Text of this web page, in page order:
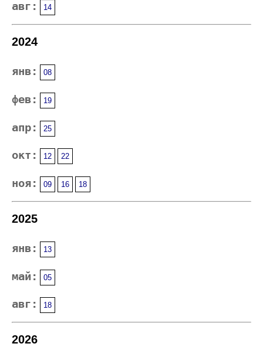
авг: 14
2024
янв: 08
фев: 19
апр: 25
окт: 12 22
ноя: 09 16 18
2025
янв: 13
май: 05
авг: 18
2026